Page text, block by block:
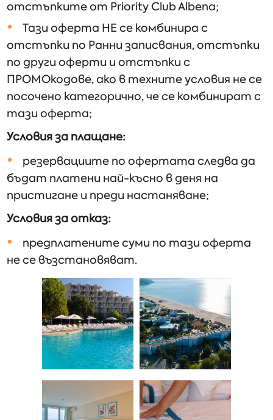
отстъпките от Priority Club Albena;
Тази оферта НЕ се комбинира с
отстъпки по Ранни записвания, отстъпки
по други оферти и отстъпки с
ПРОМОкодове, ако в техните условия не се
посочено категорично, че се комбинират с
тази оферта;
Условия за плащане:
резервациите по офертата следва да
бъдат платени най-късно в деня на
пристигане и преди настаняване;
Условия за отказ:
предплатените суми по тази оферта
не се възстановяват.